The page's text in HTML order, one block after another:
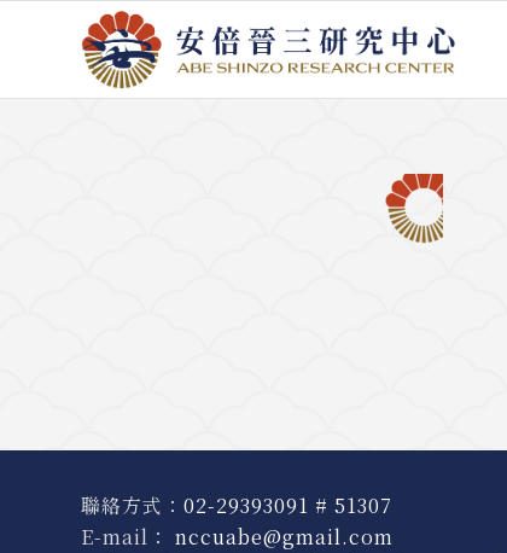
聯絡方式： 02-29393091 # 51307
E-mail： nccuabe@gmail.com